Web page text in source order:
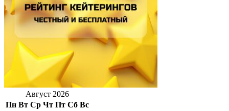
Август 2026
Пн Вт Ср Чт Пт Сб Вс